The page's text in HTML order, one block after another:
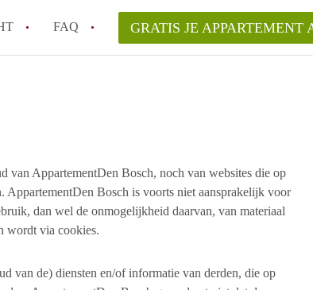
FAQ
van AppartementDenBosch?
bemiddelingsvergoeding?
GRATIS JE APPARTEMENT
van AppartementDen Bosch, noch van websites die op
Bosch is voorts niet aansprakelijk voor
dan wel de onmogelijkheid daarvan, van materiaal
wordt via cookies.
van de) diensten en/of informatie van derden, die op